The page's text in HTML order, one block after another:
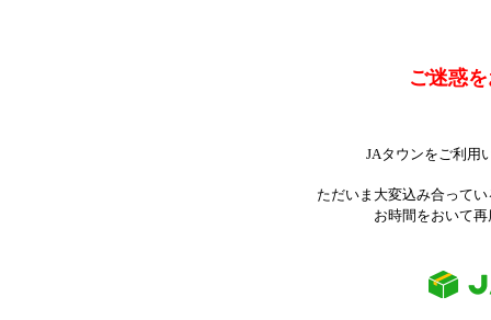
ご迷惑
JAタウンをご利用
ただいま大変込み合って
お時間をおいて